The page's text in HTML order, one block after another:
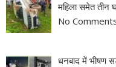
महिला समेत तीन
No
धनबाद में भीषण